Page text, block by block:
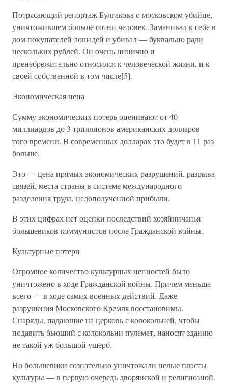
Потрясающий репортаж Булгакова о московском убийце,
уничтожившем больше сотни человек. Заманивал к себе в
дом покупателей лошадей и убивал — буквально ради
нескольких рублей. Он очень цинично и
пренебрежительно относился к человеческой жизни, и к
своей собственной в том числе[5].
Экономическая цена
Сумму экономических потерь оценивают от 40
миллиардов до 3 триллионов американских долларов
того времени. В современных долларах это будет в 11 раз
больше.
Это — цена прямых экономических разрушений, разрыва
связей, места страны в системе международного
разделения труда, недополученной прибыли.
В этих цифрах нет оценки последствий хозяйничанья
большевиков-коммунистов после Гражданской войны.
Культурные потери
Огромное количество культурных ценностей было
уничтожено в ходе Гражданской войны. Причем меньше
всего — в ходе самих военных действий. Даже
разрушения Московского Кремля восстановимы.
Снаряды, падающие на церковь с колокольней, чтобы
подавить бьющий с колокольни пулемет, наносят зданию
не такой уж большой ущерб.
Но большевики сознательно уничтожали целые пласты
культуры — в первую очередь дворянской и религиозной.